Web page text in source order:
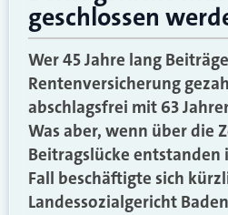
geschlossen
Wer 45 Jahre lang
Rentenversicherung
abschlagsfrei mit 63
Was aber, wenn über die
Beitragslücke entstanden
Fall beschäftigte sich
Landessozialgericht